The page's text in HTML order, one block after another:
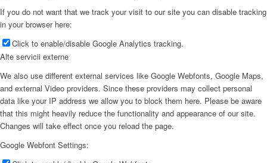
If you do not want that we track your visit to our site you can disable tracking
in your browser here:
Click to enable/disable Google Analytics tracking.
Alte servicii externe
We also use different external services like Google Webfonts, Google Maps,
and external Video providers. Since these providers may collect personal
data like your IP address we allow you to block them here. Please be aware
that this might heavily reduce the functionality and appearance of our site.
Changes will take effect once you reload the page.
Google Webfont Settings: